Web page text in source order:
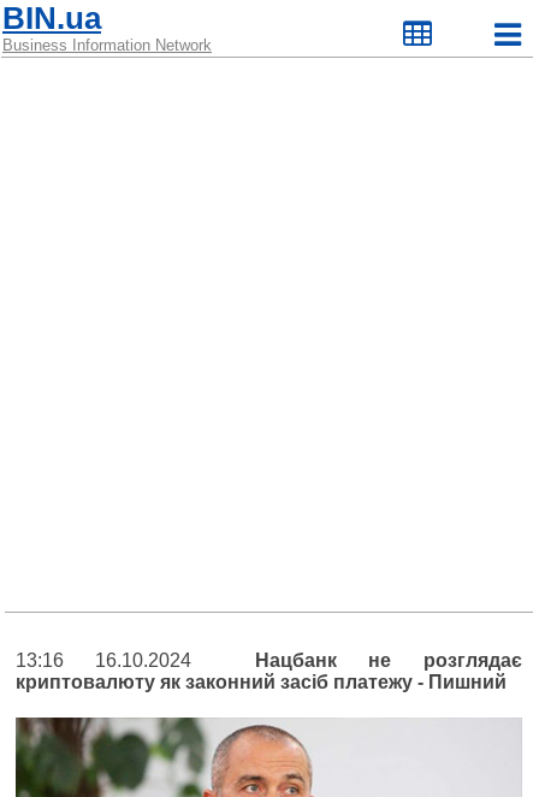
BIN.ua
Business Information Network
13:16 16.10.2024
Нацбанк не розглядає
криптовалюту як законний засіб платежу - Пишний